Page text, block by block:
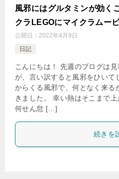
風邪にはグルタミンが効く
クラLEGOにマイクラムー
公開日： 2022年4月9日
日記
こんにちは！ 先週のブログは
が、言い訳すると風邪をひいて
からくる風邪で、何となく来る
きました。 幸い熱はそこまで
何せん怠 […]
続きを